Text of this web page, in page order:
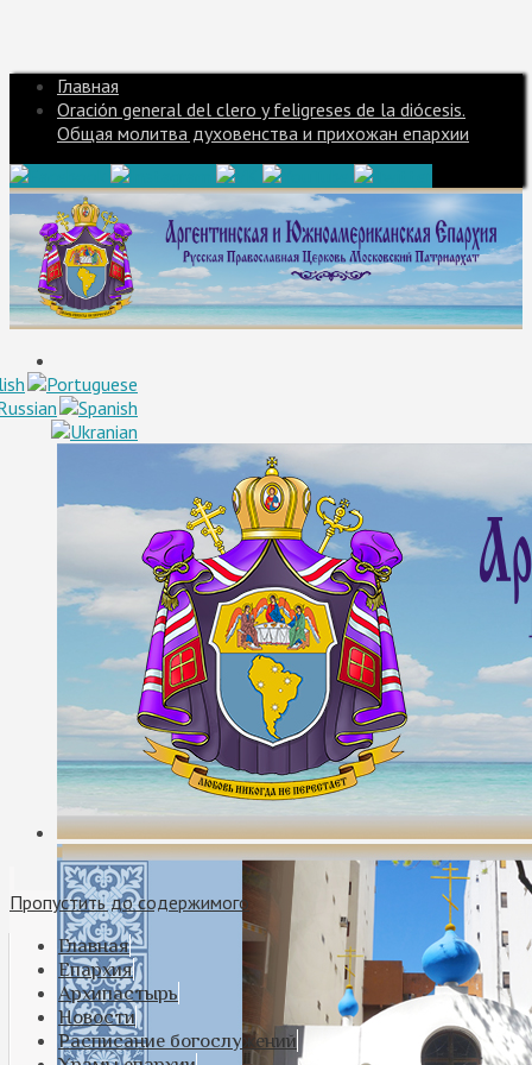
Главная
Oración general del clero y feligreses de la diócesis.
Общая молитва духовенства и прихожан епархии
Пропустить до содержимого
Главная
Епархия
Архипастырь
Новости
Расписание богослужений